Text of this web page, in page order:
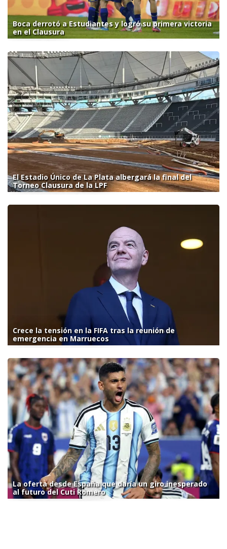
Boca derrotó a Estudiantes y logró su primera victoria
en el Clausura
El Estadio Único de La Plata albergará la final del
Torneo Clausura de la LPF
Crece la tensión en la FIFA tras la reunión de
emergencia en Marruecos
La oferta desde España que daría un giro inesperado
al futuro del Cuti Romero